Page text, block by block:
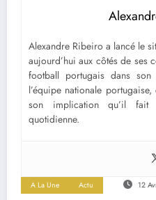
Alexandre Ribeiro a lancé le
aujourd’hui aux côtés de ses
football portugais dans son
l’équipe nationale
son implication qu’il
quotidienne.
A La Une Actu 12